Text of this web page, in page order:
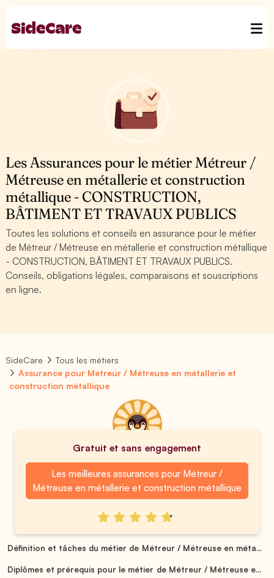
Les Assurances pour le métier Métreur /
Métreuse en métallerie et construction
métallique - CONSTRUCTION,
BÂTIMENT ET TRAVAUX PUBLICS
Toutes les solutions et conseils en assurance pour le métier
de Métreur / Métreuse en métallerie et construction métallique
- CONSTRUCTION, BÂTIMENT ET TRAVAUX PUBLICS.
Conseils, obligations légales, comparaisons et souscriptions
en ligne.
SideCare
Tous les métiers
Assurance pour Métreur / Métreuse en métallerie et
construction métallique
Gratuit et sans engagement
Les meilleures assurances pour Métreur /
Métreuse en métallerie et construction métallique
Définition et tâches du métier de Métreur / Métreuse en méta...
Diplômes et prérequis pour le métier de Métreur / Métreuse e...